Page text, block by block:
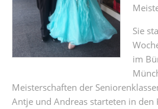
Sie
im
Meisterschaften der
Antje und Andreas starteten in den